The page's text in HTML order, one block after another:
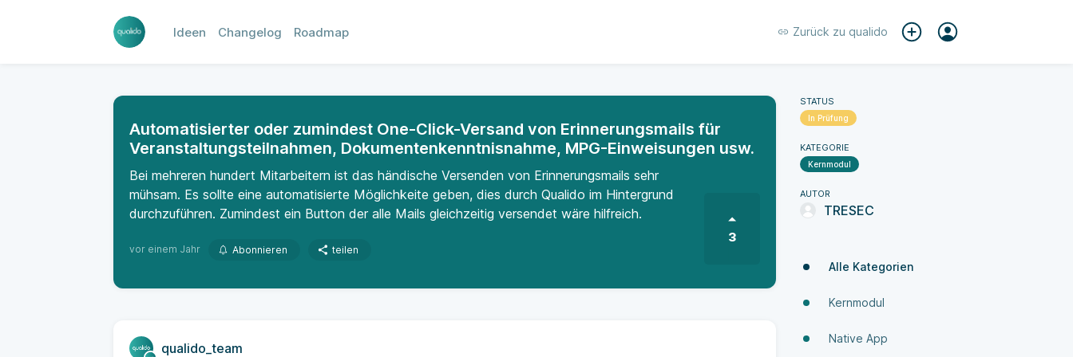
Ideen Changelog Roadmap Zurück zu qualido
Automatisierter oder zumindest One-Click-Versand von Erinnerungsmails für
Veranstaltungsteilnahmen, Dokumentenkenntnisnahme, MPG-Einweisungen usw.
Bei mehreren hundert Mitarbeitern ist das händische Versenden von Erinnerungsmails sehr
mühsam. Es sollte eine automatisierte Möglichkeite geben, dies durch Qualido im Hintergrund
durchzuführen. Zumindest ein Button der alle Mails gleichzeitig versendet wäre hilfreich.
vor einem Jahr Abonnieren teilen
3
qualido_team
STATUS
In Prüfung
KATEGORIE
Kernmodul
AUTOR
TRESEC
Alle Kategorien
Kernmodul
Native App